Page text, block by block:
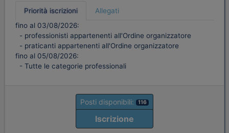
Priorità iscrizioni
Allegati
fino al 03/08/2026:
- professionisti appartenenti all'Ordine organizzatore
- praticanti appartenenti all'Ordine organizzatore
fino al 05/08/2026:
- Tutte le categorie professionali
Posti disponibili: 116
Iscrizione